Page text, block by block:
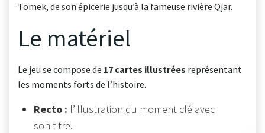
Tomek, de son épicerie jusqu’à la fameuse rivière Qjar.
Le matériel
Le jeu se compose de 17 cartes illustrées représentant
les moments forts de l’histoire.
Recto : l’illustration du moment clé avec
son titre.